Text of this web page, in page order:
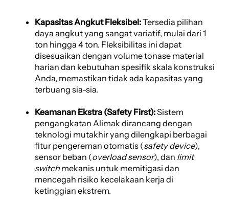
Kapasitas Angkut Fleksibel:Tersedia pilihan
daya angkut yang sangat variatif, mulai dari 1
ton hingga 4 ton. Fleksibilitas ini dapat
disesuaikan dengan volume tonase material
harian dan kebutuhan spesifik skala konstruksi
Anda, memastikan tidak ada kapasitas yang
terbuang sia-sia.
Keamanan Ekstra (Safety First):Sistem
pengangkatan Alimak dirancang dengan
teknologi mutakhir yang dilengkapi berbagai
fitur pengereman otomatis (safety device),
sensor beban (overload sensor), dan limit
switch mekanis untuk memitigasi dan
mencegah risiko kecelakaan kerja di
ketinggian ekstrem.